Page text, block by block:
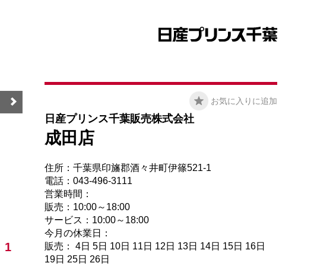
1
お気に入りに追加
日産プリンス千葉販売株式会社
成田店
住所：千葉県印旛郡酒々井町伊篠521-1
電話：043-496-3111
営業時間：
販売：10:00～18:00
サービス：10:00～18:00
今月の休業日：
販売： 4日 5日 10日 11日 12日 13日 14日 15日 16日
19日 25日 26日